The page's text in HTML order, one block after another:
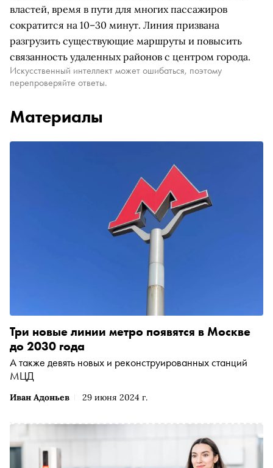
властей, время в пути для многих пассажиров
сократится на 10–30 минут. Линия призвана
разгрузить существующие маршруты и повысить
связанность удаленных районов с центром города.
Искусственный интеллект может ошибаться, поэтому
перепроверяйте ответы.
Материалы
Иван Адоньев 29 июня 2024 г.
Три новые линии метро появятся в Москве
до 2030 года
А также девять новых и реконструированных станций
МЦД